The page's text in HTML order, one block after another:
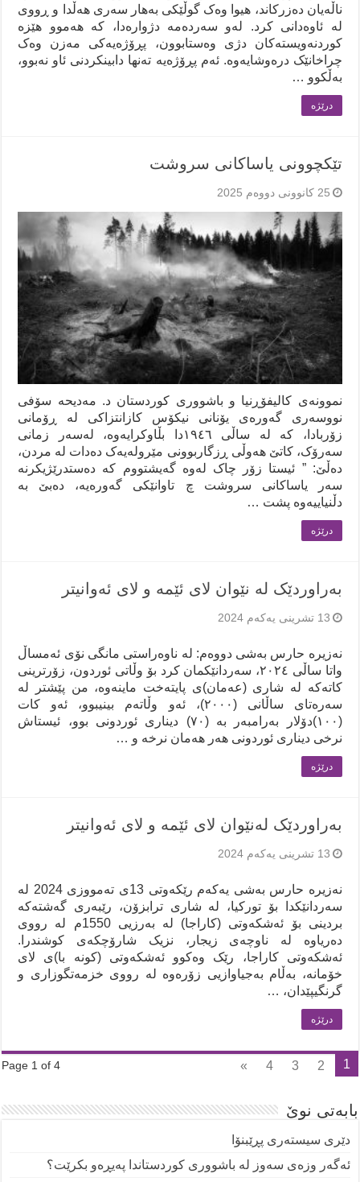
ناڵەیان دەزرکاند، هیوا وەک گوڵێکی بەهار سەری هەڵدا و ڕووی
لە ئاوەدانی کرد. لەو سەردەمە دژوارەدا، کە هەموو هێزە
کوردنەویستەکان دژی وەستابوون، پڕۆژەیەکی مەزن وەک
چراخانێک درەوشایەوە. ئەم پڕۆژەیە تەنها دابینکردنی ئاو نەبوو،
بەڵکوو …
درێژه‌
تێکچوونی یاساکانی سروشت
25 کانوونی دووەم 2025
نموونەی کالیفۆڕنیا و باشووری کوردستان د. مەدیحە سۆفی
نووسەری گەورەی یۆنانی نیکۆس کازانتزاکی لە ڕۆمانی
زۆربادا، کە لە ساڵی ١٩٤٦دا بڵاوکرایەوە، لەسەر زمانی
سەرۆک، کاتێ هەوڵی ڕزگاربوونی مێرولەیەک دەدات لە مردن،
دەڵێ: ” ئیستا زۆر چاک لەوە گەیشتووم کە دەستدرێژیکرنە
سەر یاساکانی سروشت چ تاوانێکی گەورەیە، دەبێ بە
دڵنیاییەوە پشت …
درێژه‌
بەراوردێک لە نێوان لای ئێمە و لای ئەوانیتر
13 تشرینی یەکەم 2024
نەزیرە حارس بەشی دووەم: لە ناوەراستی مانگی نۆی ئەمساڵ
واتا ساڵی ٢٠٢٤، سەردانێکمان کرد بۆ وڵاتی ئوردون، زۆرترینی
کاتەکە لە شاری (عەمان)ی پایتەخت ماینەوە، من پێشتر لە
سەرەتای ساڵانی (٢٠٠٠)، ئەو وڵاتەم بینیبوو، ئەو کات
(١٠٠)دۆلار بەرامبەر بە (٧٠) دیناری ئوردونی بوو، ئیستاش
نرخی دیناری ئوردونی هەر هەمان نرخە و …
درێژه‌
بەراوردێک لەنێوان لای ئێمە و لای ئەوانیتر
13 تشرینی یەکەم 2024
نەزیرە حارس بەشی یەکەم رێکەوتی 13ی تەمووزی 2024 لە
سەردانێکدا بۆ تورکیا، لە شاری ترابزۆن، رێبەری گەشتەکە
بردینی بۆ ئەشکەوتی (کاراجا) لە بەرزیی 1550م لە رووی
دەریاوە لە ناوچەی زیجار، نزیک شارۆچکەی کوشندرا.
ئەشکەوتی کاراجا، رێک وەکوو ئەشکەوتی (کونە با)ی لای
خۆمانە، بەڵام بەجیاوازیی زۆرەوە لە رووی خزمەتگوزاری و
گرنگیپێدان، …
درێژه‌
Page 1 of 4 1
2
3
4
»
بابەتی نوێ
دێری سیستەری پڕێبنۆا
ئەگەر وزەی سەوز لە باشووری کوردستاندا پەیڕەو بکرێت؟